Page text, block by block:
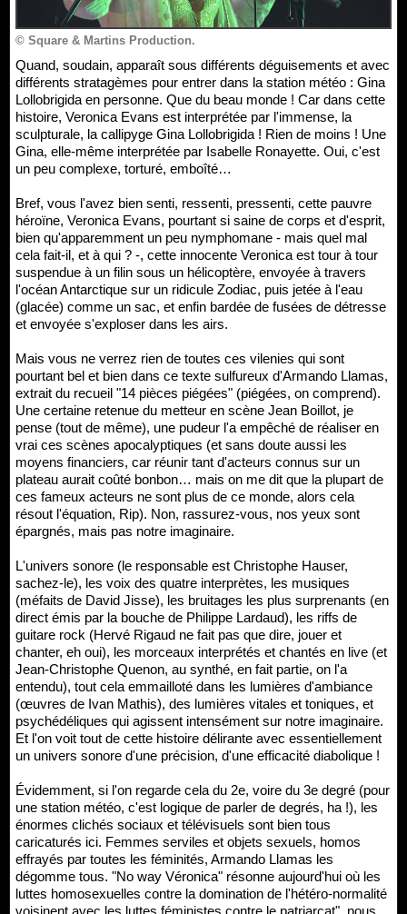
© Square & Martins Production.
Quand, soudain, apparaît sous différents déguisements et avec
différents stratagèmes pour entrer dans la station météo : Gina
Lollobrigida en personne. Que du beau monde ! Car dans cette
histoire, Veronica Evans est interprétée par l'immense, la
sculpturale, la callipyge Gina Lollobrigida ! Rien de moins ! Une
Gina, elle-même interprétée par Isabelle Ronayette. Oui, c'est
un peu complexe, torturé, emboîté…
Bref, vous l'avez bien senti, ressenti, pressenti, cette pauvre
héroïne, Veronica Evans, pourtant si saine de corps et d'esprit,
bien qu'apparemment un peu nymphomane - mais quel mal
cela fait-il, et à qui ? -, cette innocente Veronica est tour à tour
suspendue à un filin sous un hélicoptère, envoyée à travers
l'océan Antarctique sur un ridicule Zodiac, puis jetée à l'eau
(glacée) comme un sac, et enfin bardée de fusées de détresse
et envoyée s'exploser dans les airs.
Mais vous ne verrez rien de toutes ces vilenies qui sont
pourtant bel et bien dans ce texte sulfureux d'Armando Llamas,
extrait du recueil "14 pièces piégées" (piégées, on comprend).
Une certaine retenue du metteur en scène Jean Boillot, je
pense (tout de même), une pudeur l'a empêché de réaliser en
vrai ces scènes apocalyptiques (et sans doute aussi les
moyens financiers, car réunir tant d'acteurs connus sur un
plateau aurait coûté bonbon… mais on me dit que la plupart de
ces fameux acteurs ne sont plus de ce monde, alors cela
résout l'équation, Rip). Non, rassurez-vous, nos yeux sont
épargnés, mais pas notre imaginaire.
L'univers sonore (le responsable est Christophe Hauser,
sachez-le), les voix des quatre interprètes, les musiques
(méfaits de David Jisse), les bruitages les plus surprenants (en
direct émis par la bouche de Philippe Lardaud), les riffs de
guitare rock (Hervé Rigaud ne fait pas que dire, jouer et
chanter, eh oui), les morceaux interprétés et chantés en live (et
Jean-Christophe Quenon, au synthé, en fait partie, on l'a
entendu), tout cela emmailloté dans les lumières d'ambiance
(œuvres de Ivan Mathis), des lumières vitales et toniques, et
psychédéliques qui agissent intensément sur notre imaginaire.
Et l'on voit tout de cette histoire délirante avec essentiellement
un univers sonore d'une précision, d'une efficacité diabolique !
Évidemment, si l'on regarde cela du 2e, voire du 3e degré (pour
une station météo, c'est logique de parler de degrés, ha !), les
énormes clichés sociaux et télévisuels sont bien tous
caricaturés ici. Femmes serviles et objets sexuels, homos
effrayés par toutes les féminités, Armando Llamas les
dégomme tous. "No way Véronica" résonne aujourd'hui où les
luttes homosexuelles contre la domination de l'hétéro-normalité
voisinent avec les luttes féministes contre le patriarcat", nous